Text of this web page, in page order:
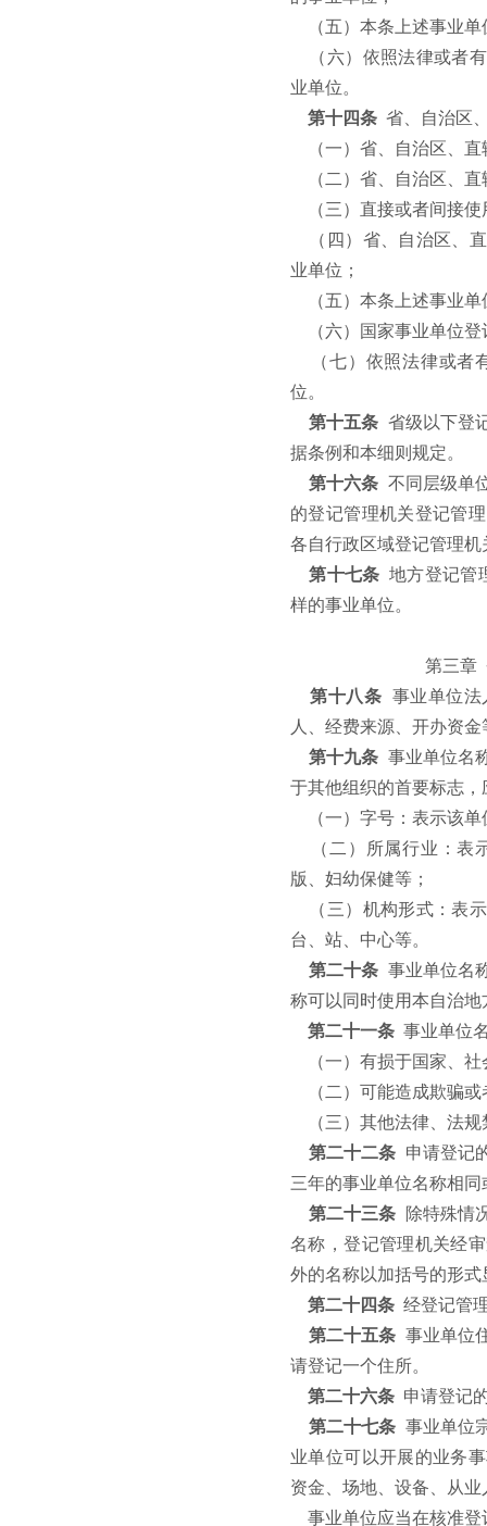
（五）本条上述事业
（六）依照法律或者
业单位。
第十四条 省、自治区
（一）省、自治区、
（二）省、自治区、
（三）直接或者间接
（四）省、自治区、
业单位；
（五）本条上述事业
（六）国家事业单位
（七）依照法律或
位。
第十五条 省级以下登
据条例和本细则规定。
第十六条 不同层级单
的登记管理机关登记管
各自行政区域登记管理
第十七条 地方登记管
样的事业单位。
第三章
第十八条 事业单位
人、经费来源、开办资金
第十九条 事业单位名
于其他组织的首要标志
（一）字号：表示该
（二）所属行业：
版、妇幼保健等；
（三）机构形式：表
台、站、中心等。
第二十条 事业单位名
称可以同时使用本自治
第二十一条 事业单位
（一）有损于国家、
（二）可能造成欺骗
（三）其他法律、法
第二十二条 申请登记
三年的事业单位名称相
第二十三条
除特殊情
名称，登记管理机关经
外的名称以加括号的形
第二十四条 经登记管
第二十五条 事业单位
请登记一个住所。
第二十六条 申请登记
第二十七条 事业单位
业单位可以开展的业务
资金、场地、设备、从
事业单位应当在核准